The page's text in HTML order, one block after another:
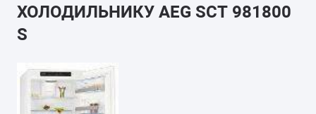
ХОЛОДИЛЬНИКУ AEG SCT 981800
S